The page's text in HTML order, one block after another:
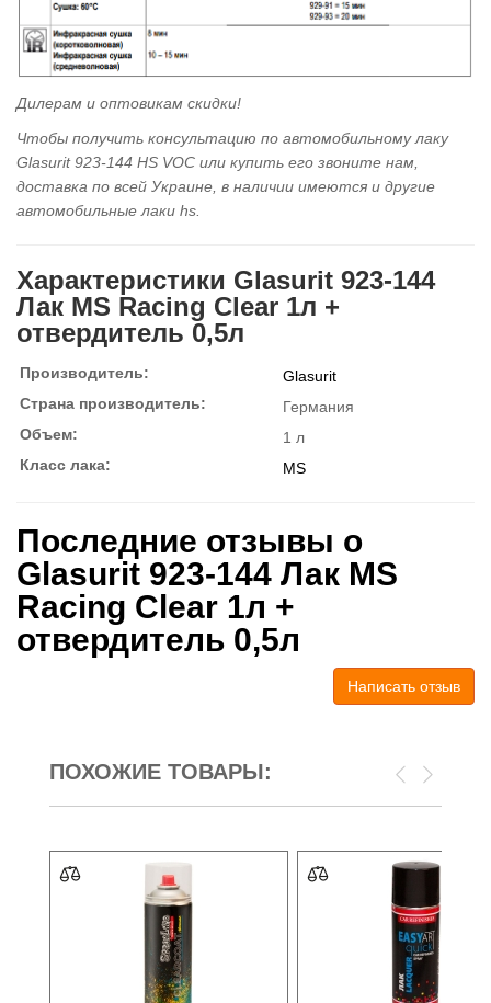
Дилерам и оптовикам скидки!
Чтобы получить консультацию по автомобильномулаку
Glasurit923-144 HS VOC или купить его звоните нам,
доставка по всей Украине, в наличии имеются и другие
автомобильные лаки hs.
Характеристики Glasurit 923-144
Лак MS Racing Clear 1л +
отвердитель 0,5л
Производитель:
Glasurit
Страна производитель:
Германия
Объем:
1 л
Класс лака:
MS
Последние отзывы о
Glasurit 923-144 Лак MS
Racing Clear 1л +
отвердитель 0,5л
Написать отзыв
ПОХОЖИЕ ТОВАРЫ: